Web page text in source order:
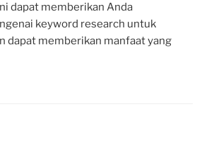
dapat memberikan Anda
keyword research untuk
dapat memberikan manfaat yang